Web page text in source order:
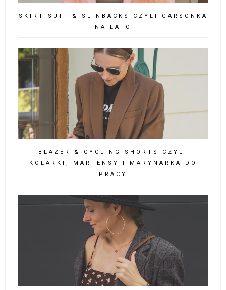
SKIRT SUIT & SLINBACKS CZYLI GARSONKA
NA LATO
BLAZER & CYCLING SHORTS CZYLI
KOLARKI, MARTENSY I MARYNARKA DO
PRACY